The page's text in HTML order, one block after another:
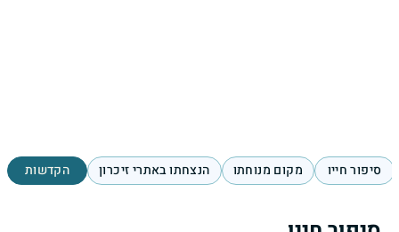
סיפור חייו מקום מנוחתו הנצחתו באתרי זיכרון הקדשות